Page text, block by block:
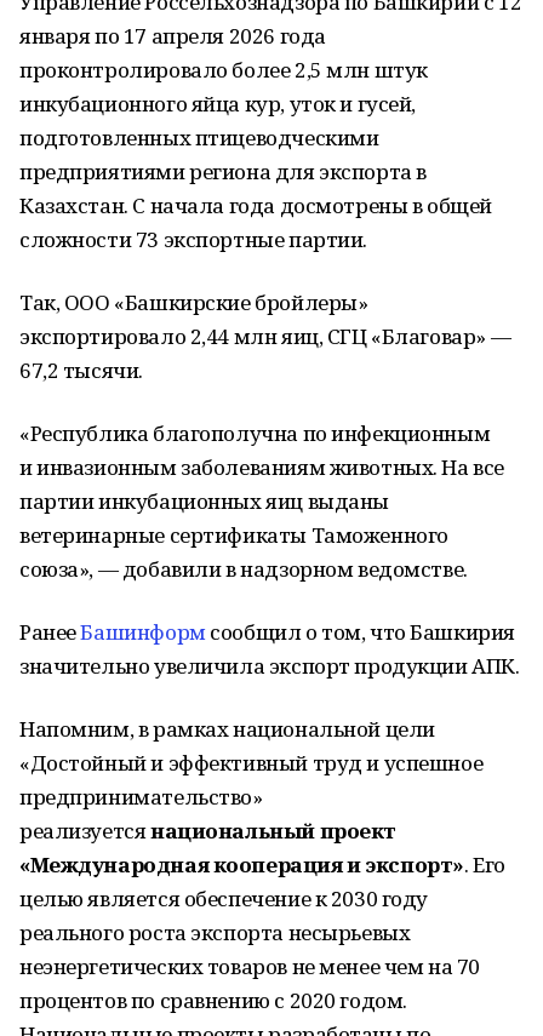
января по 17 апреля 2026 года
проконтролировало более 2,5 млн штук
инкубационного яйца кур, уток и гусей,
подготовленных птицеводческими
предприятиями региона для экспорта в
Казахстан. С начала года досмотрены в общей
сложности 73 экспортные партии.
Так, ООО «Башкирские бройлеры»
экспортировало 2,44 млн яиц, СГЦ «Благовар» —
67,2 тысячи.
«Республика благополучна по инфекционным
и инвазионным заболеваниям животных. На все
партии инкубационных яиц выданы
ветеринарные сертификаты Таможенного
союза», — добавили в надзорном ведомстве.
РанееБашинформсообщил о том, что Башкирия
значительно увеличила экспорт продукции АПК.
Напомним, в рамках национальной цели
«Достойный и эффективный труд и успешное
предпринимательство»
реализуетсянациональный проект
«Международная кооперация и экспорт». Его
целью является обеспечение к 2030 году
реального роста экспорта несырьевых
неэнергетических товаров не менее чем на 70
процентов по сравнению с 2020 годом.